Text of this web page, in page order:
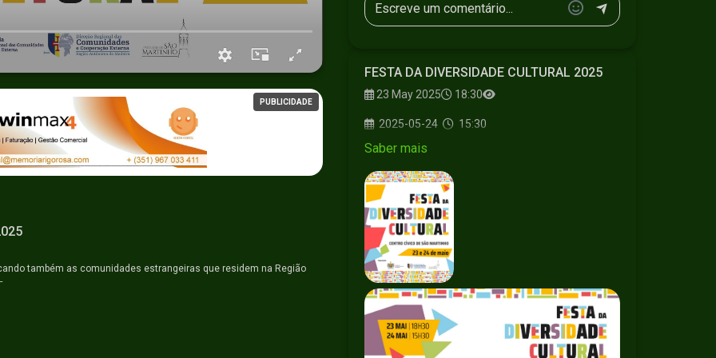
PUBLICIDADE
também as comunidades estrangeiras que residem na Região
FESTA DA DIVERSIDADE CULTURAL 2025
23 May 2025 18:30
2025-05-24 15:30
Saber mais